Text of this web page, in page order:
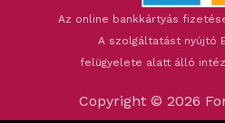
Az online bankkártyás
A szolgáltatást nyújtó
felügyelete alatt álló
Copyright © 2026